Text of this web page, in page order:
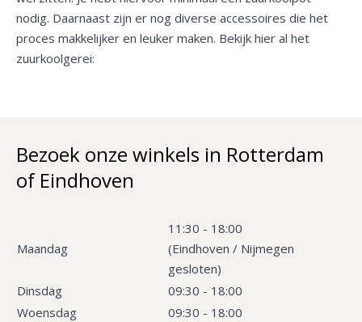
nodig. Daarnaast zijn er nog diverse accessoires die het
proces makkelijker en leuker maken. Bekijk hier al het
zuurkoolgerei:
Bezoek onze winkels in Rotterdam
of Eindhoven
Maandag
11:30 - 18:00
(Eindhoven / Nijmegen
gesloten)
Dinsdag
09:30 - 18:00
Woensdag
09:30 - 18:00